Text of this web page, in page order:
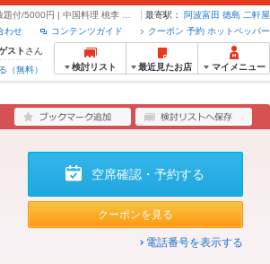
最寄駅： 阿波富田 徳島 二軒屋
クーポン 予約 ホットペッパー
コンテンツガイド
わせ
スト さん
（無料）
検討リスト 最近見たお店 マイメニュー
空席確認・予約する
クーポンを見る
電話番号を表示する